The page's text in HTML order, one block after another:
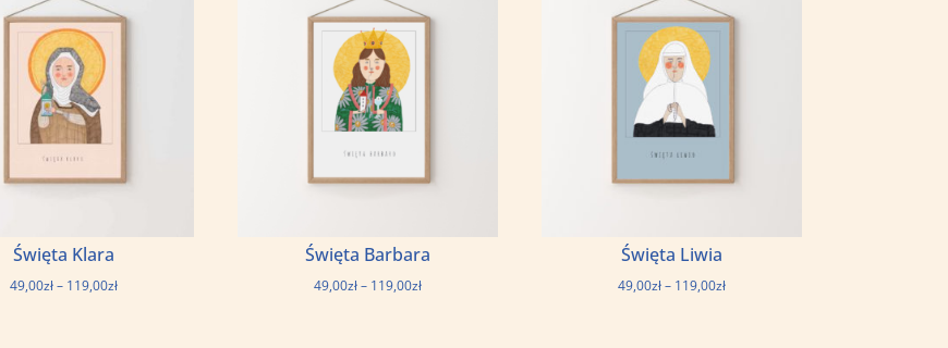
Święta Klara
49,00zł– 119,00złZakres
Święta Barbara
49,00zł– 119,00złZakres
Święta Liwia
49,00zł– 119,00złZakres